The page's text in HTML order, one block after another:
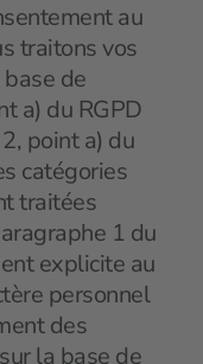
au
traitons vos
de
a) du RGPD
point a) du
catégories
traitées
1 du
explicite au
personnel
des
la base de